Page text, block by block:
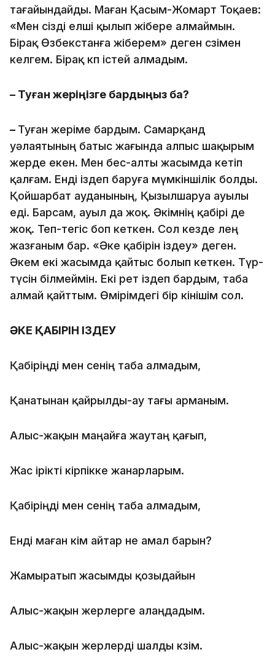
тағайындайды. Маған Қасым-Жомарт Тоқаев:
«Мен сізді елші қылып жібере алмаймын.
Бірақ Өзбекстанға жіберем» деген сөзімен
келгем. Бірақ көп істей алмадым.
– Туған жеріңізге бардыңыз ба?
– Туған жеріме бардым. Самарқанд
уәлаятының батыс жағында алпыс шақырым
жерде екен. Мен бес-алты жасымда кетіп
қалғам. Енді іздеп баруға мүмкіншілік болды.
Қойшарбат ауданының, Қызылшаруа ауылы
еді. Барсам, ауыл да жоқ. Әкімнің қабірі де
жоқ. Теп-тегіс боп кеткен. Сол кезде өлең
жазғаным бар. «Әке қабірін іздеу» деген.
Әкем екі жасымда қайтыс болып кеткен. Түр-
түсін білмеймін. Екі рет іздеп бардым, таба
алмай қайттым. Өмірімдегі бір өкінішім сол.
ƏКЕ ҚАБІРІН ІЗДЕУ
Қабіріңді мен сенің таба алмадым,
Қанатынан қайрылды-ау тағы арманым.
Алыс-жақын маңайға жаутаң қағып,
Жас ірікті кірпікке жанарларым.
Қабіріңді мен сенің таба алмадым,
Енді маған кім айтар не амал барын?
Жамыратып жасымды қозыдайын
Алыс-жақын жерлерге алаңдадым.
Алыс-жақын жерлерді шалды көзім.